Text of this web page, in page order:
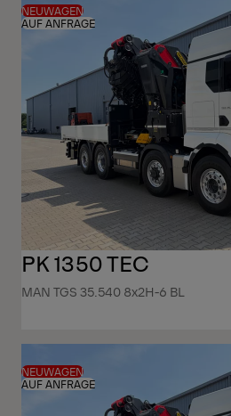
NEUWAGEN
AUF ANFRAGE
PK 1350 TEC
MAN TGS 35.540 8x2H-6 BL
NEUWAGEN
AUF ANFRAGE